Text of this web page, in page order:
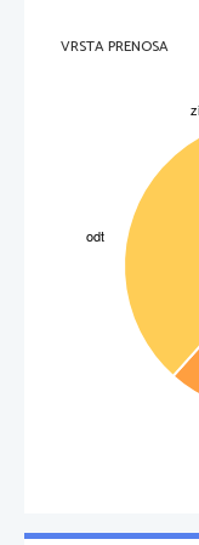
VRSTA PRENOSA